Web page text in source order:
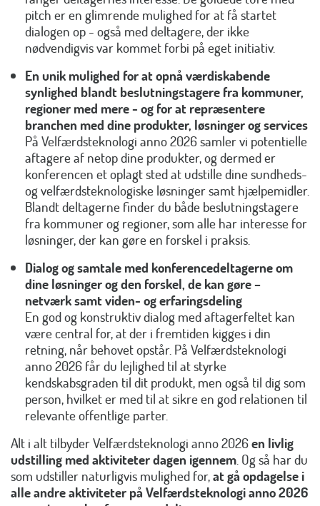
pitch er en glimrende mulighed forat få startet
dialogen op - også med deltagere, der ikke
nødvendigvis var kommet forbi på eget initiativ.
En unik mulighed for at opnå værdiskabende
synlighed blandt beslutningstagere fra kommuner,
regioner med mere - og for at repræsentere
branchen med dine produkter, løsninger og services
På Velfærdsteknologi anno 2026 samler vi potentielle
aftagere af netop dine produkter, og dermed er
konferencen et oplagt sted at udstille dine sundheds-
og velfærdsteknologiske løsninger samt hjælpemidler.
Blandt deltagerne finder du både beslutningstagere
fra kommuner og regioner, som alle har interesse for
løsninger, der kan gøre en forskel i praksis.
Dialog og samtale med konferencedeltagerne om
dine løsninger og den forskel, de kan gøre –
netværk samt viden- og erfaringsdeling
En god og konstruktiv dialog med aftagerfeltet kan
være central for, at der i fremtiden kigges i din
retning, når behovet opstår. På Velfærdsteknologi
anno 2026 får du lejlighed til at styrke
kendskabsgraden til dit produkt, men også til dig som
person, hvilket er med til at sikre en god relationen til
relevante offentlige parter.
Alt i alt tilbyder Velfærdsteknologi anno 2026en livlig
udstilling med aktiviteter dagen igennem. Og så har du
som udstiller naturligvis mulighed for,at gå opdagelse i
alle andre aktiviteter på Velfærdsteknologi anno 2026